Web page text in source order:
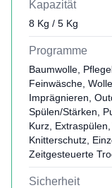
Kapazität
8 Kg / 5 Kg
Programme
Baumwolle,
Feinwäsche,
Imprägnieren,
Spülen/Stärken,
Kurz,
Knitterschutz,
Zeitgesteuerte
Sicherheit